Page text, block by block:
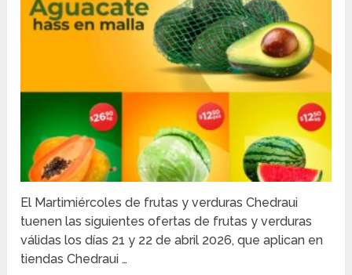
El Martimiércoles de frutas y verduras Chedraui
tuenen las siguientes ofertas de frutas y verduras
válidas los días 21 y 22 de abril 2026, que aplican en
tiendas Chedraui …